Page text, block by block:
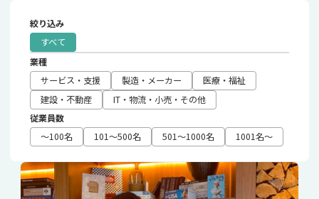
絞り込み
すべて
業種
サービス・支援
製造・メーカー
医療・福祉
建設・不動産
IT・物流・小売・その他
従業員数
〜100名
101〜500名 501〜1000名 1001名〜